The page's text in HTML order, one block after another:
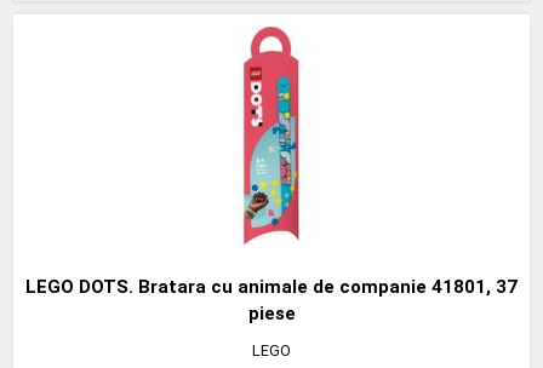
LEGO DOTS. Bratara cu animale de companie 41801, 37
piese
LEGO